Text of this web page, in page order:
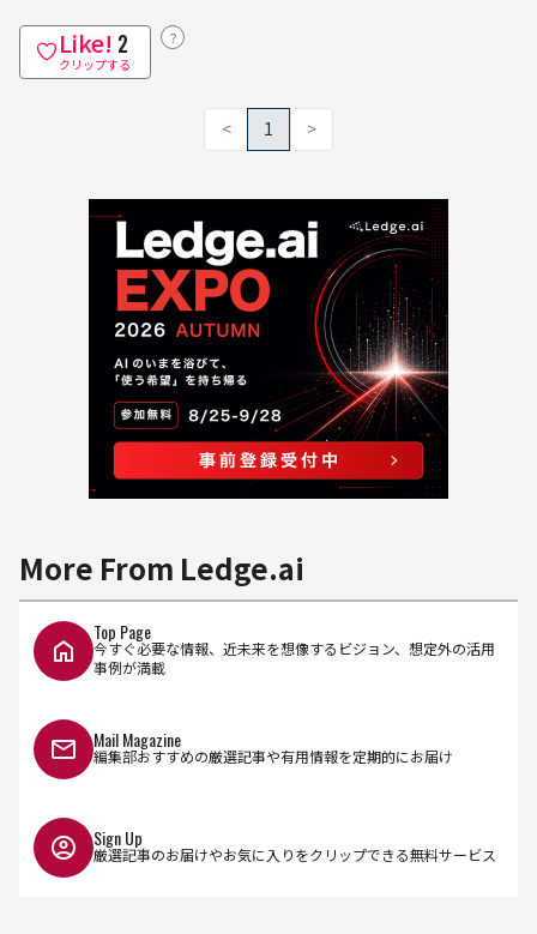
Like! 2
クリップする
？
< 1 >
More From Ledge.ai
Top Page
今すぐ必要な情報、近未来を想像するビジョン、想定外の活用
事例が満載
Mail Magazine
編集部おすすめの厳選記事や有用情報を定期的にお届け
Sign Up
厳選記事のお届けやお気に入りをクリップできる無料サービス